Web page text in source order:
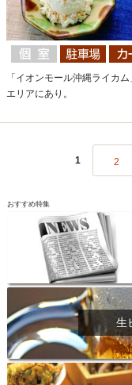
「イオンモール沖縄ライカ
エリアにあり。
1 2
おすすめ特集
生